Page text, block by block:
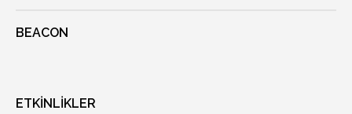
BEACON
ETKİNLİKLER